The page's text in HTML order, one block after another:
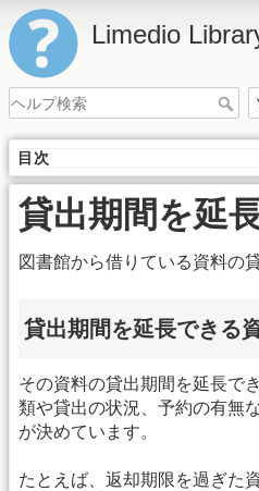
Limedio
目次
貸出期間を延
図書館から借りている資料の
貸出期間を延長できる
その資料の貸出期間を延長で
類や貸出の状況、予約の有無
が決めています。
たとえば、返却期限を過ぎた